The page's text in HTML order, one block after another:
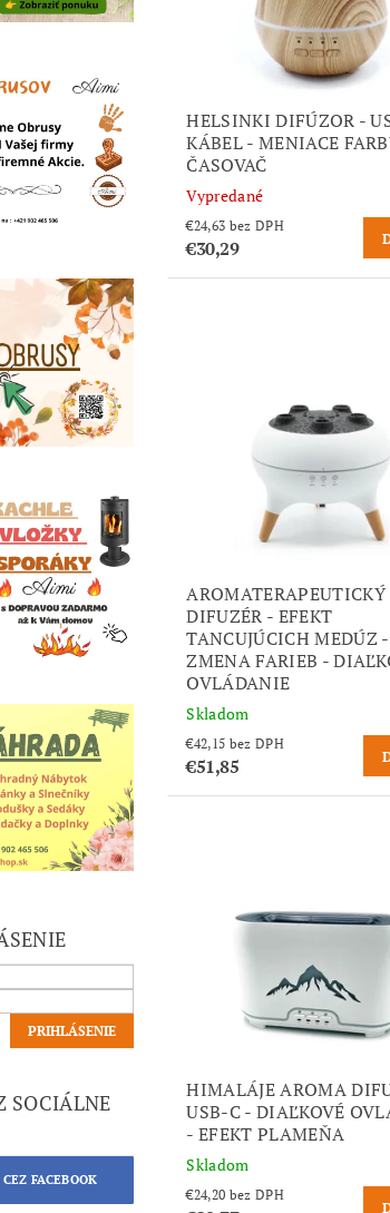
SOCIÁLNE
FACEBOOK
HELSINKI DIFÚZOR -
KÁBEL - MENIACE
ČASOVAČ
Vypredané
€24,63 bez DPH
€30,29
AROMATERAPEUTICKÝ
DIFUZÉR - EFEKT
TANCUJÚCICH MEDÚZ
ZMENA FARIEB -
OVLÁDANIE
Skladom
€42,15 bez DPH
€51,85
HIMALÁJE AROMA
USB-C - DIAĽKOVÉ
- EFEKT PLAMEŇA
Skladom
€24,20 bez DPH